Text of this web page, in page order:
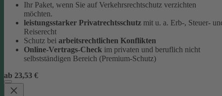
Ihr Paket, wenn Sie auf Verkehrsrechtschutz verzichten
möchten.
leistungsstarker Privatrechtsschutz mit u. a. Erb-, Steuer-
Reiserecht
Schutz bei arbeitsrechtlichen Konflikten
Online-Vertrags-Check im privaten und beruflich nicht
selbstständigen Bereich (Premium-Schutz)
ab 23,53 €